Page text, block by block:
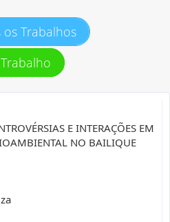
os Trabalhos
Trabalho
E INTERAÇÕES EM
NO BAILIQUE